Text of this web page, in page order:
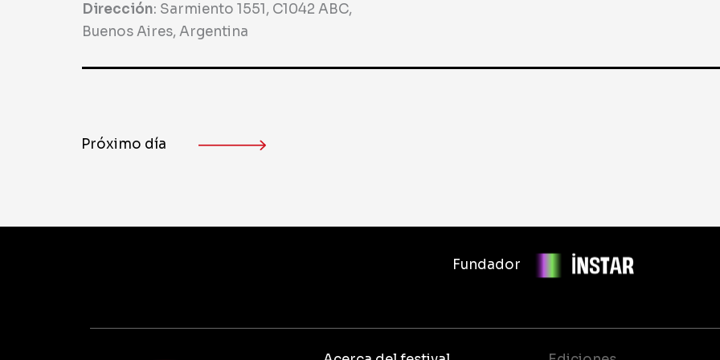
Dirección: Sarmiento 1551, C1042 ABC,
Buenos Aires, Argentina
Próximo día
Fundador